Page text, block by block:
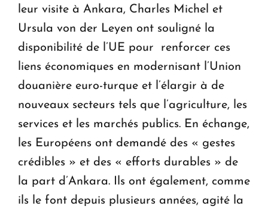
leur visite à Ankara, Charles Michel et
Ursula von der Leyen ont souligné la
disponibilité de l’UE pour renforcer ces
liens économiques en modernisant l’Union
douanière euro-turque et l’élargir à de
nouveaux secteurs tels que l’agriculture, les
services et les marchés publics. En échange,
les Européens ont demandé des « gestes
crédibles » et des « efforts durables » de
la part d’Ankara. Ils ont également, comme
ils le font depuis plusieurs années, agité la